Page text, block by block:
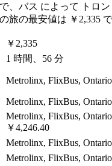
、バス によって トロ
旅の最安値は ￥2,335 で
￥2,335
1 時間、56 分
Metrolinx, FlixBus,
Metrolinx, FlixBus,
Metrolinx, FlixBus,
￥4,246.40
Metrolinx, FlixBus,
Metrolinx, FlixBus,